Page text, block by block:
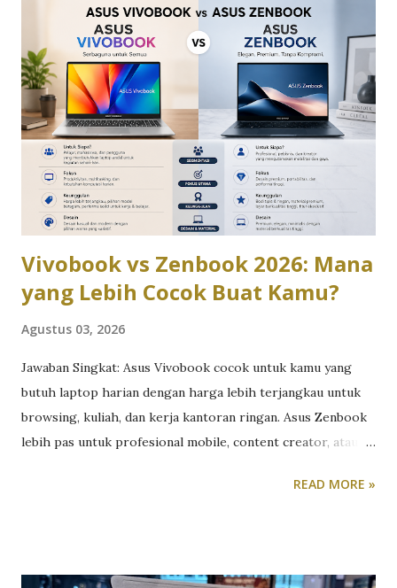
sementara saat dibuka ukurannya menjadi 161,4 x 123,9 x 4,5
mm. Desain baru tersebut membuat perangkat ini memiliki
bentuk menyerupai buku catatan kecil atau paspor,
sekaligus memberikan pengalaman penggunaan yang lebih
ergonomis dibanding generasi sebelumnya. Meski
dimensinya lebih ringkas, Samsung tetap mempertahankan
layar utama berukuran besar. Galaxy Z Fold8 menggunakan
panel Dynamic AMOLED 2X seluas 7,6 inci dengan resolusi
1.848 x 2.448 piksel, refresh rate adaptif hingga 120Hz,
serta tingkat kecerahan mencapa...
Vivobook vs Zenbook 2026: Mana
yang Lebih Cocok Buat Kamu?
Agustus 03, 2026
Jawaban Singkat: Asus Vivobook cocok untuk kamu yang
butuh laptop harian dengan harga lebih terjangkau untuk
browsing, kuliah, dan kerja kantoran ringan. Asus Zenbook
lebih pas untuk profesional mobile, content creator, atau
yang tipis dan ringan. Perdebatan Vivobook vs Zenbook
READ MORE »